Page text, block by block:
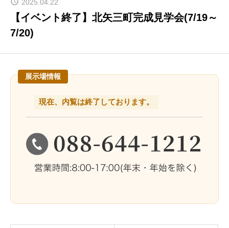
建築実例
ラインナップ
家づくりコラム
チケンホームのGXへの取り組みについ
会社案内
2025.04.22
【イベント終了】北矢三町完成見学会(7/19～
7/20)
展示場情報
現在、内覧は終了しております。